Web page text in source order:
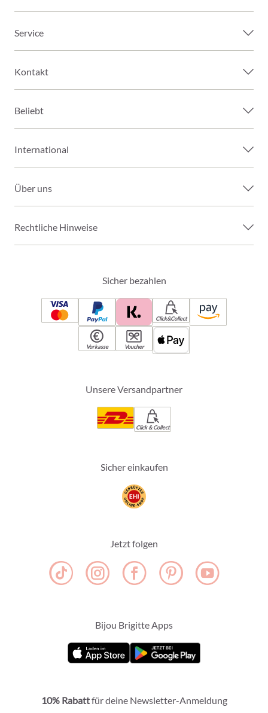
Service
Kontakt
Beliebt
International
Über uns
Rechtliche Hinweise
Sicher bezahlen
Click&Collect
Vorkasse Voucher
Unsere Versandpartner
Click & Collect
Sicher einkaufen
Jetzt folgen
Bijou Brigitte Apps
10% Rabattfür deine Newsletter-Anmeldung